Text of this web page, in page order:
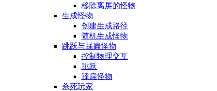
移除离屏的怪物
生成怪物
创建生成路径
随机生成怪物
跳跃与踩扁怪物
控制物理交互
跳跃
踩扁怪物
杀死玩家